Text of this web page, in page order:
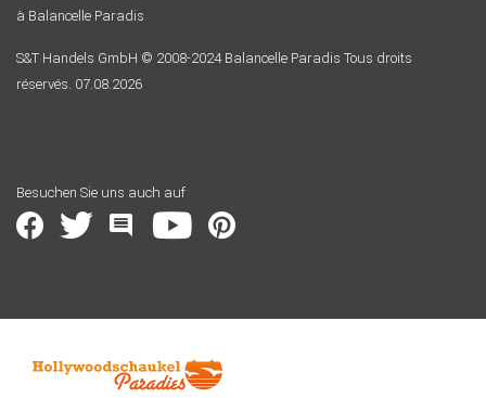
à Balancelle Paradis
S&T Handels GmbH © 2008-2024 Balancelle Paradis Tous droits
réservés. 07.08.2026
Besuchen Sie uns auch auf